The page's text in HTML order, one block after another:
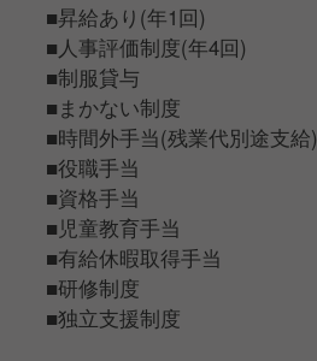
■昇給あり(年1回)
■人事評価制度(年4回)
■制服貸与
■まかない制度
■時間外手当(残業代別途支給)
■役職手当
■資格手当
■児童教育手当
■有給休暇取得手当
■研修制度
■独立支援制度